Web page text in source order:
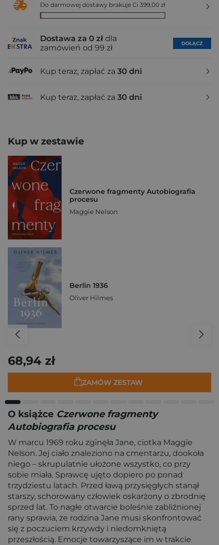
Do darmowej dostawy brakuje Ci 399,00 zł
Dostawa za 0 zł dla
zamówień od 99 zł
DOŁĄCZ
Kup teraz, zapłać za 30 dni
Kup teraz, zapłać za 30 dni
Kup w zestawie
Czerwone fragmenty Autobiografia
procesu
Maggie Nelson
Berlin 1936
Oliver Hilmes
68,94 zł
ZAMÓW ZESTAW
O książce Czerwone fragmenty
Autobiografia procesu
W marcu 1969 roku zginęła Jane, ciotka Maggie
Nelson. Jej ciało znaleziono na cmentarzu, dookoła
niego – skrupulatnie ułożone wszystko, co przy
sobie miała. Sprawcę ujęto dopiero po ponad
trzydziestu latach. Przed ławą przysięgłych stanął
starszy, schorowany człowiek oskarżony o zbrodnię
sprzed lat. To nagłe otwarcie boleśnie zabliźnionej
rany sprawia, że rodzina Jane musi skonfrontować
się z poczuciem krzywdy i niedomkniętą
przeszłością. Emocje towarzyszące im w trakcie